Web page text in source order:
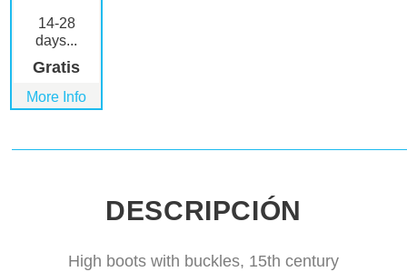
14-28
days...
Gratis
More Info
DESCRIPCIÓN
High boots with buckles, 15th century